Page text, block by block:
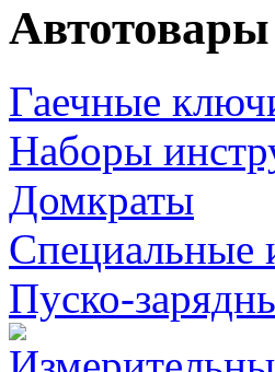
Автотовары
Гаечные
Наборы
Домкраты
Специальные
Пуско-